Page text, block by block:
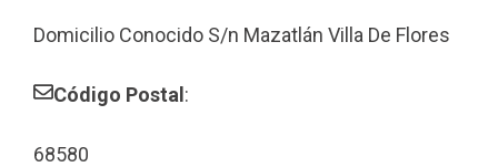
Domicilio Conocido S/n Mazatlán Villa De Flores
Código Postal:
68580